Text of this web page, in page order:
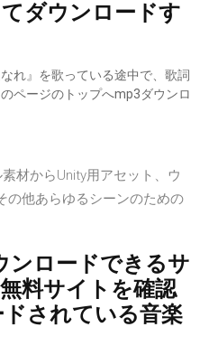
ダウンロードす
れ』を歌っている途中で、歌詞
ページのトップへmp3ダウンロ
材からUnity用アセット、ウ
の他あらゆるシーンのための
ンロードできるサ
料サイトを確認
されている音楽